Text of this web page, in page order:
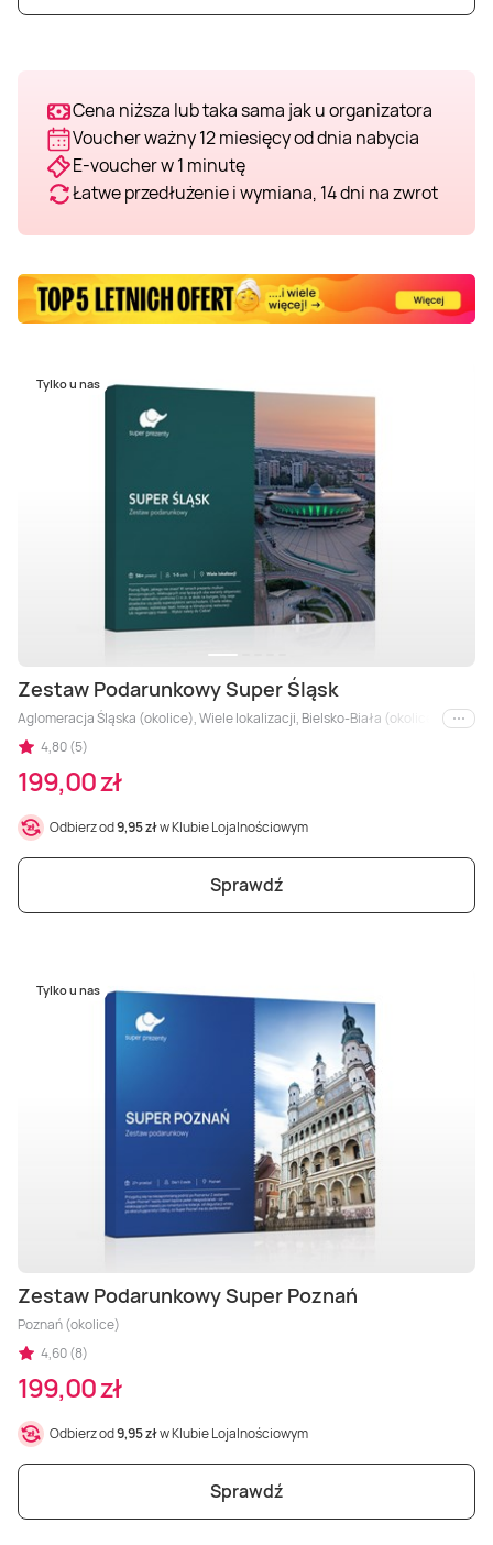
Cena niższa lub taka sama jak u organizatora
Voucher ważny 12 miesięcy od dnia nabycia
E-voucher w 1 minutę
Łatwe przedłużenie i wymiana, 14 dni na zwrot
Tylko u nas
Zestaw Podarunkowy Super Śląsk
Aglomeracja Śląska (okolice), Wiele lokalizacji, Bielsko-Biała (okolice),
i inne
4,80 (5)
199,00 zł
Odbierz od9,95 złw Klubie Lojalnościowym
Sprawdź
Tylko u nas
Zestaw Podarunkowy Super Poznań
Poznań (okolice)
4,60 (8)
199,00 zł
Odbierz od9,95 złw Klubie Lojalnościowym
Sprawdź